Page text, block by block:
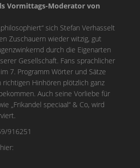
Vormittags-Moderator von
sich Stefan Verhasselt
Zuschauern wieder witzig, gut
durch die Eigenarten
Gesellschaft. Fans sprachlicher
7. Programm Wörter und Sätze
Hinhören plötzlich ganz
Auch seine Vorliebe für
„Frikandel speciaal“ & Co, wird
916251